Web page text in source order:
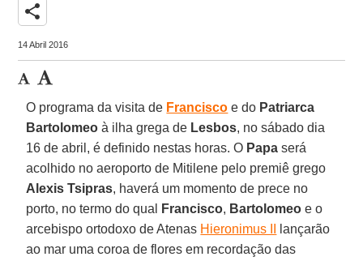
share
14 Abril 2016
O programa da visita de Francisco e do Patriarca
Bartolomeo à ilha grega de Lesbos, no sábado dia
16 de abril, é definido nestas horas. O Papa será
acolhido no aeroporto de Mitilene pelo premiê grego
Alexis Tsipras, haverá um momento de prece no
porto, no termo do qual
Francisco, Bartolomeo e o
arcebispo ortodoxo de Atenas Hieronimus II
lançarão
ao mar uma coroa de flores em recordação das